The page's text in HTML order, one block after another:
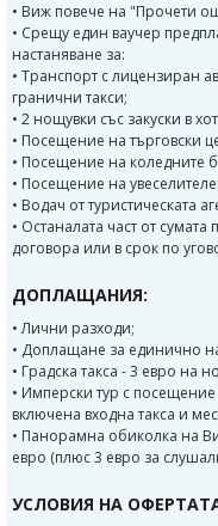
• Виж повече на "Прочети
• Срещу един ваучер
настаняване за:
• Транспорт с лицензиран
гранични такси;
• 2 нощувки със закуски в
• Посещение на търговски
• Посещение на коледните
• Посещение на
• Водач от туристическата
• Останалата част от
договора или в срок по
ДОПЛАЩАНИЯ:
• Лични разходи;
• Доплащане за единично
• Градска такса - 3 евро на
• Имперски тур с
включена входна такса и
• Панорамна обиколка на
евро (плюс 3 евро за
УСЛОВИЯ НА